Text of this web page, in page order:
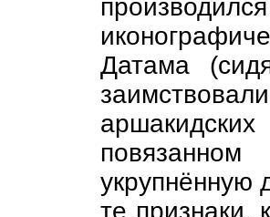
Датама
укрупнённую
те признаки,